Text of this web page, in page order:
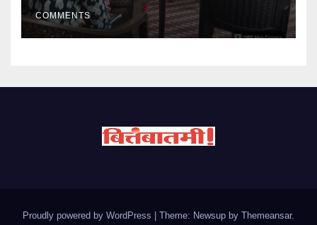
COMMENTS
Proudly powered by WordPress | Theme: Newsup by Themeansar.